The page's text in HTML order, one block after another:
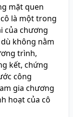
mặt quen
là một trong
của chương
không nằm
trình,
kết, chứng
công
gia chương
hoạt của cô